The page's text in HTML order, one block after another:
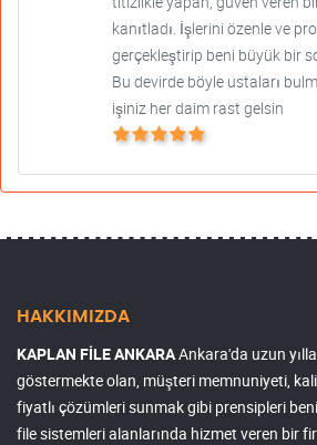
kanıtladı. İşlerini özenle ve
gerçekleştirip beni büyük bir
Bu devirde böyle ustaları
işiniz her daim rast gelsin
HAKKIMIZDA
KAPLAN FİLE ANKARAAnkara'da uzun
göstermekte olan, müşteri memnuniyeti,
fiyatlı çözümleri sunmak gibi prensipleri
file sistemleri alanlarında hizmet veren bir